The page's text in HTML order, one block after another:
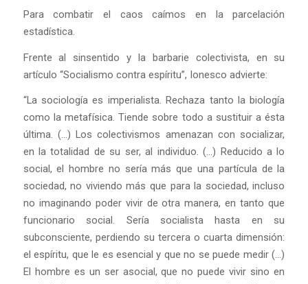
Para combatir el caos caímos en la parcelación
estadística.
Frente al sinsentido y la barbarie colectivista, en su
artículo “Socialismo contra espíritu”, Ionesco advierte:
“La sociología es imperialista. Rechaza tanto la biología
como la metafísica. Tiende sobre todo a sustituir a ésta
última. (…) Los colectivismos amenazan con socializar,
en la totalidad de su ser, al individuo. (…) Reducido a lo
social, el hombre no sería más que una partícula de la
sociedad, no viviendo más que para la sociedad, incluso
no imaginando poder vivir de otra manera, en tanto que
funcionario social. Sería socialista hasta en su
subconsciente, perdiendo su tercera o cuarta dimensión:
el espíritu, que le es esencial y que no se puede medir (…)
El hombre es un ser asocial, que no puede vivir sino en